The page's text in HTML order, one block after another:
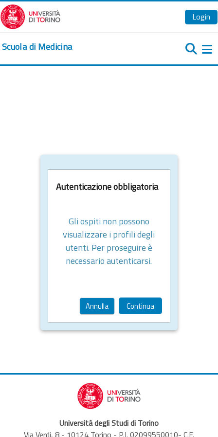
Vai al contenuto principale
Login
Scuola di Medicina
Autenticazione obbligatoria
Gli ospiti non possono
visualizzare i profili degli
utenti. Per proseguire è
necessario autenticarsi.
Annulla Continua
Università degli Studi di Torino
Via Verdi, 8 - 10124 Torino - P.I. 02099550010- C.F.